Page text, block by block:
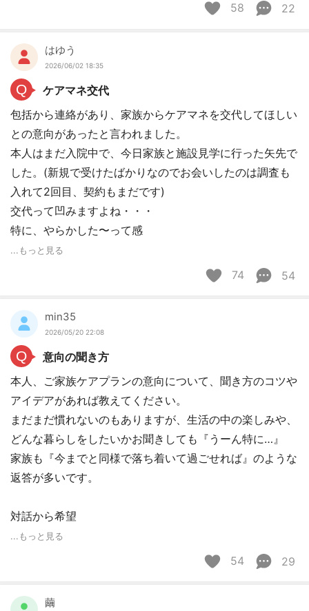
58 22
はゆう
2026/06/02 18:35
Q
ケアマネ交代
包括から連絡があり、家族からケアマネを交代してほしい
との意向があったと言われました。
本人はまだ入院中で、今日家族と施設見学に行った矢先で
した。(新規で受けたばかりなのでお会いしたのは調査も
入れて2回目、契約もまだです)
交代って凹みますよね・・・
特に、やらかした〜って感
...もっと見る
74 54
min35
2026/05/20 22:08
Q
意向の聞き方
本人、ご家族ケアプランの意向について、聞き方のコツや
アイデアがあれば教えてください。
まだまだ慣れないのもありますが、生活の中の楽しみや、
どんな暮らしをしたいかお聞きしても『うーん特に…』
家族も『今までと同様で落ち着いて過ごせれば』のような
返答が多いです。
対話から希望
...もっと見る
54 29
繭